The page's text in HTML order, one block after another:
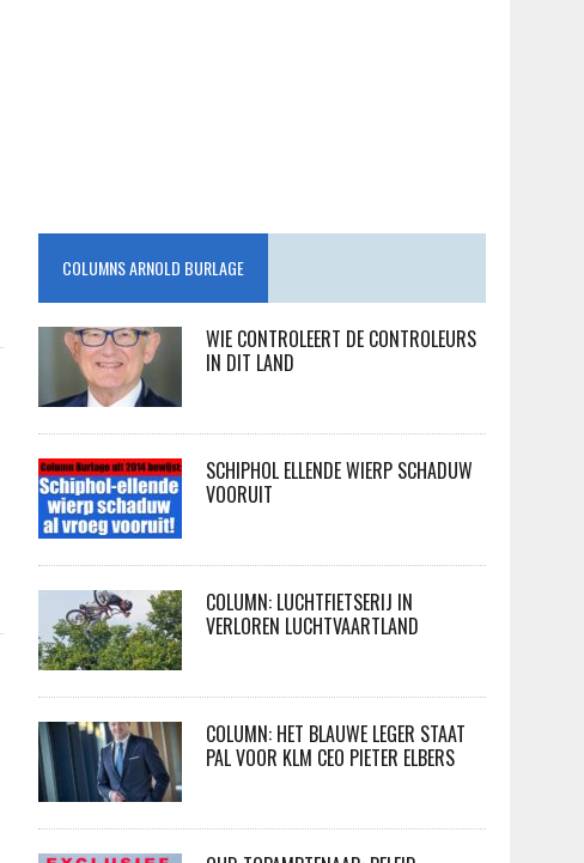
COLUMNS ARNOLD BURLAGE
WIE CONTROLEERT DE CONTROLEURS
IN DIT LAND
SCHIPHOL ELLENDE WIERP SCHADUW
VOORUIT
COLUMN: LUCHTFIETSERIJ IN
VERLOREN LUCHTVAARTLAND
COLUMN: HET BLAUWE LEGER STAAT
PAL VOOR KLM CEO PIETER ELBERS